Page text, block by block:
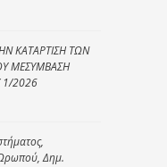
ΚΑΤΑΡΤΙΣΗ ΤΩΝ
ΜΕΣΥΜΒΑΣΗ
1/2026
Δημ.